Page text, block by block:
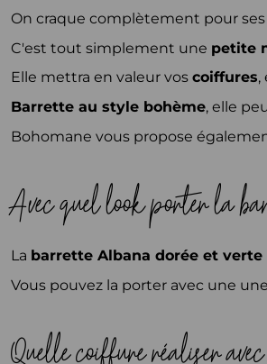
On craque complètement pour ses
C'est tout simplement une petite
Elle mettra en valeur vos coiffures,
Barrette au style bohème, elle
Bohomane vous propose
Avec quel look porter la
La barrette Albana dorée et verte
Vous pouvez la porter avec une
Quelle coiffure réaliser